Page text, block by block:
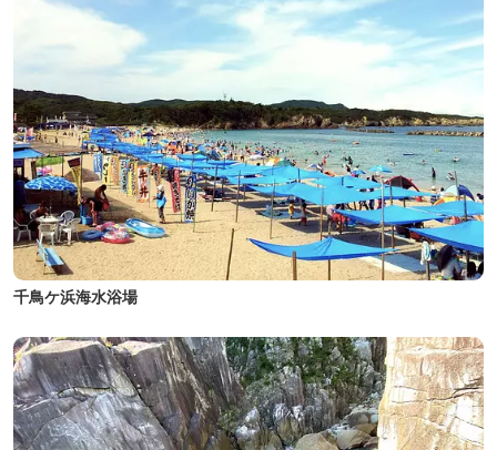
千鳥ケ浜海水浴場